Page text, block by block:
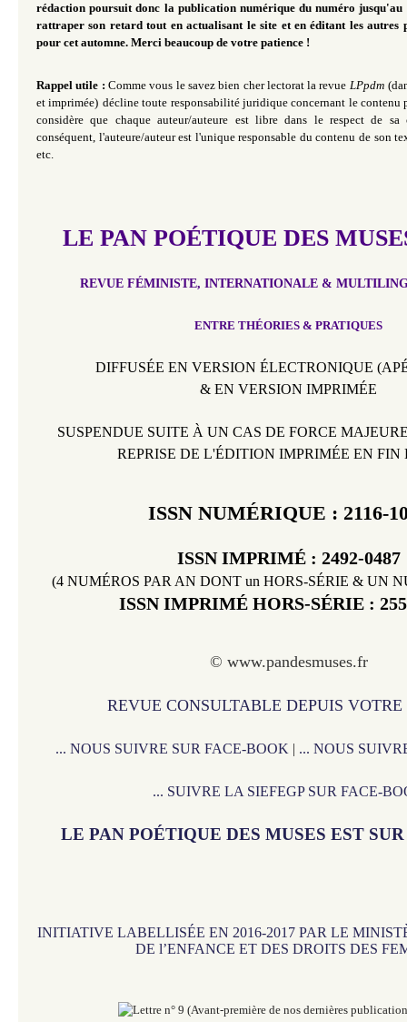
rédaction poursuit donc la publication numérique du numéro
rattraper son retard tout en actualisant le site et en éditant les autres
pour cet automne. Merci beaucoup de votre patience !
Rappel utile : Comme vous le savez bien cher lectorat la revue LPpdm
et imprimée) décline toute responsabilité juridique concernant le contenu
considère que chaque auteur/auteure est libre dans le respect de sa
conséquent, l'auteure/auteur est l'unique responsable du contenu de son
etc.
LE PAN POÉTIQUE DES
REVUE FÉMINISTE, INTERNATIONALE &
ENTRE THÉORIES & PRATIQUES
DIFFUSÉE EN VERSION ÉLECTRONIQUE (
& EN VERSION IMPRIMÉE
SUSPENDUE SUITE À UN CAS DE FORCE
REPRISE DE L'ÉDITION IMPRIMÉE EN FIN
ISSN NUMÉRIQUE : 2116-
ISSN IMPRIMÉ : 2492-0487
(4 NUMÉROS PAR AN DONT un HORS-SÉRIE & UN
ISSN IMPRIMÉ HORS-SÉRIE :
© www.pandesmuses.fr
REVUE CONSULTABLE DEPUIS
... NOUS SUIVRE SUR FACE-BOOK | ... NOUS
... SUIVRE LA SIEFEGP SUR FACE-
LE PAN POÉTIQUE DES MUSES EST
INITIATIVE LABELLISÉE EN 2016-2017 PAR LE
DE l’ENFANCE ET DES DROITS DES